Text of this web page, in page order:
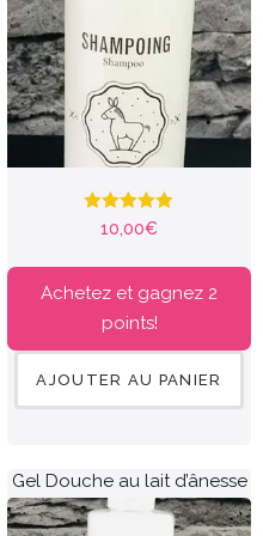
10,00€
Note5.00
sur 5
Achetez et gagnez 2
points!
AJOUTER AU PANIER
Gel Douche au lait d’ânesse